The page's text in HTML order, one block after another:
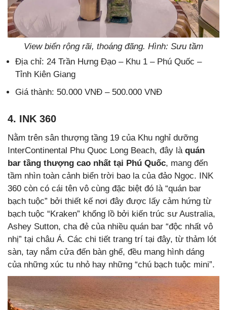
View biển rộng rãi, thoáng đãng. Hình: Sưu tầm
Địa chỉ: 24 Trần Hưng Đạo – Khu 1 – Phú Quốc –
Tỉnh Kiên Giang
Giá thành: 50.000 VNĐ – 500.000 VNĐ
4. INK 360
Nằm trên sân thượng tầng 19 của Khu nghỉ dưỡng
InterContinental Phu Quoc Long Beach, đây là quán
bar tầng thượng cao nhất tại Phú Quốc, mang đến
tầm nhìn toàn cảnh biển trời bao la của đảo Ngọc. INK
360 còn có cái tên vô cùng đặc biệt đó là “quán bar
bạch tuộc” bởi thiết kế nơi đây được lấy cảm hứng từ
bạch tuộc “Kraken” khổng lồ bởi kiến trúc sư Australia,
Ashey Sutton, cha đẻ của nhiều quán bar “độc nhất vô
nhị” tại châu Á. Các chi tiết trang trí tại đây, từ thảm lót
sàn, tay nắm cửa đến bàn ghế, đều mang hình dáng
của những xúc tu nhỏ hay những “chú bạch tuộc mini”.